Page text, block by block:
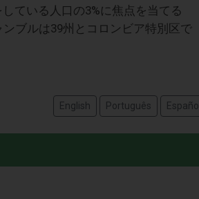
ている人口の3%に焦点を当てる
ブルは39州とコロンビア特別区で
English Português Español